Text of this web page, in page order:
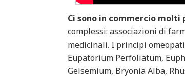
Ci sono in commercio
complessi: associazioni di
medicinali. I principi
Eupatorium Perfoliatum,
Gelsemium, Bryonia Alba,